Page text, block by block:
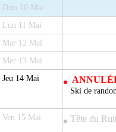
Dim 10 Mai
Lun 11 Mai
Mar 12 Mai
Mer 13 Mai
Jeu 14 Mai
Ski de
Ven 15 Mai Tête du